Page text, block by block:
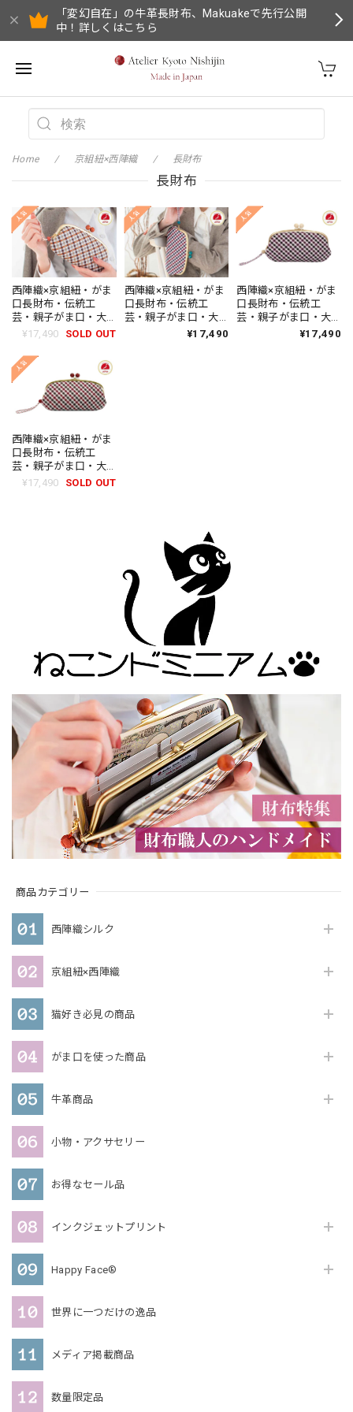
「変幻自在」の牛革長財布、Makuakeで先行公開
中！詳しくはこちら
商品カテゴリー
西陣織シルク
京組紐×西陣織
猫好き必見の商品
がま口を使った商品
牛革商品
小物・アクサセリー
お得なセール品
インクジェットプリント
Happy Face®
世界に一つだけの逸品
メディア掲載商品
数量限定品
Home 京組紐×西陣織 長財布
長財布
西陣織×京組紐・がま
口長財布・伝統工
芸・親子がま口・大
容量・京組紐ストラ
ェック・ブラウン・
レディース・日本製
¥17,490 SOLD OUT
西陣織×京組紐・がま
口長財布・伝統工
芸・親子がま口・大
容量・京組紐ストラ
¥17,490
西陣織×京組紐・がま
口長財布・伝統工
芸・親子がま口・大
容量・京組紐ストラ
¥17,490
西陣織×京組紐・がま
口長財布・伝統工
芸・親子がま口・大
容量・京組紐ストラ
¥17,490 SOLD OUT